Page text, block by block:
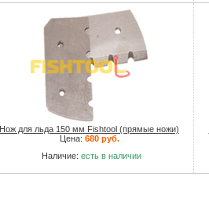
Нож для льда 150 мм Fishtool (прямые ножи)
Цена: 680 руб.
Наличие: есть в наличии